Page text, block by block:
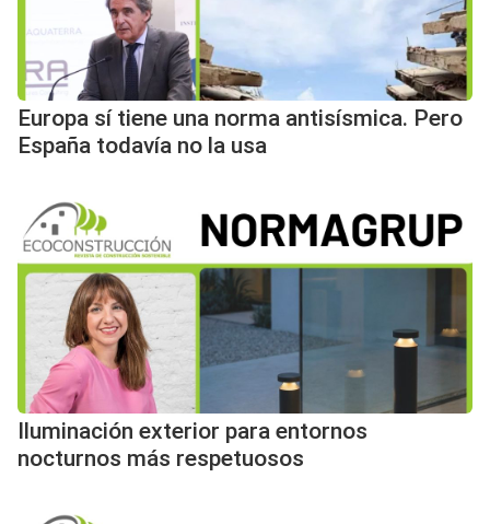
Europa sí tiene una norma antisísmica. Pero
España todavía no la usa
Iluminación exterior para entornos
nocturnos más respetuosos